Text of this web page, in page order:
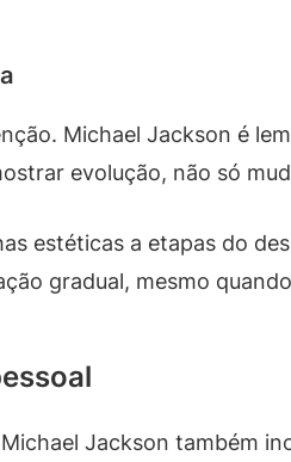
Michael Jackson é
evolução, não só
estéticas a etapas do
gradual, mesmo
Jackson também